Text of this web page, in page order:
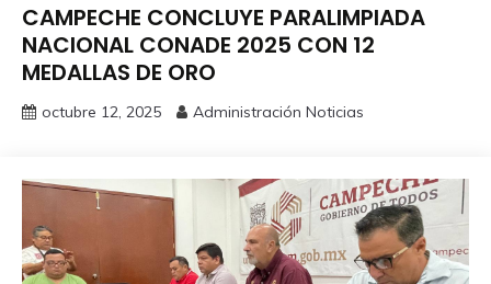
CAMPECHE CONCLUYE PARALIMPIADA
NACIONAL CONADE 2025 CON 12
MEDALLAS DE ORO
octubre 12, 2025 Administración Noticias